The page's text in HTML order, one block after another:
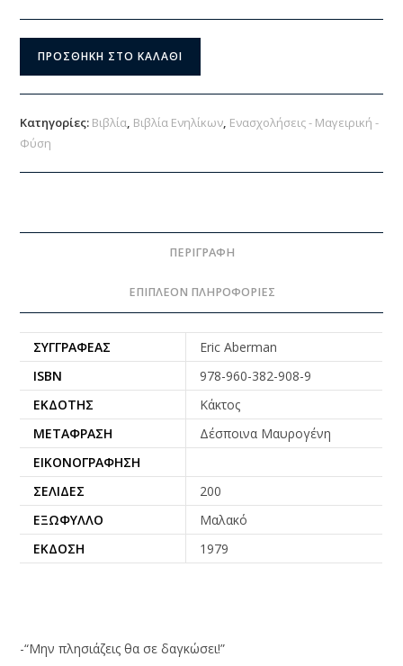
ΠΡΟΣΘΉΚΗ ΣΤΟ ΚΑΛΆΘΙ
Κατηγορίες: Βιβλία, Βιβλία Ενηλίκων, Ενασχολήσεις - Μαγειρική -
Φύση
ΠΕΡΙΓΡΑΦΉ
ΕΠΙΠΛΈΟΝ ΠΛΗΡΟΦΟΡΊΕΣ
ΣΥΓΓΡΑΦΈΑΣ
Eric Aberman
ISBN
978-960-382-908-9
ΕΚΔΌΤΗΣ
Κάκτος
ΜΕΤΆΦΡΑΣΗ
Δέσποινα Μαυρογένη
ΕΙΚΟΝΟΓΡΆΦΗΣΗ
ΣΕΛΊΔΕΣ
200
ΕΞΏΦΥΛΛΟ
Μαλακό
ΈΚΔΟΣΗ
1979
-“Μην πλησιάζεις θα σε δαγκώσει!”